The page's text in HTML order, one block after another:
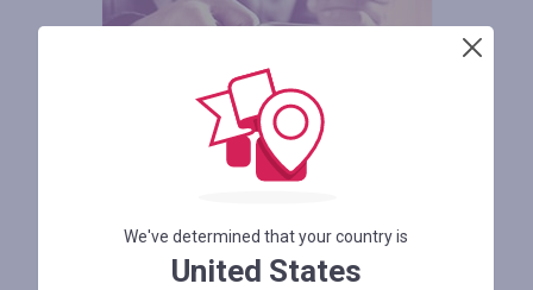
ELIJA UNA TIENDA Y
COMPRE
We've determined that your country is
United States